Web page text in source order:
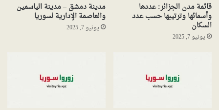
قائمة مدن الجزائر: عددها
وأسمائها وترتيبها حسب عدد
السكان
يونيو 7, 2025
مدينة دمشق – مدينة الياسمين
والعاصمة الإدارية لسوريا
يونيو 7, 2025